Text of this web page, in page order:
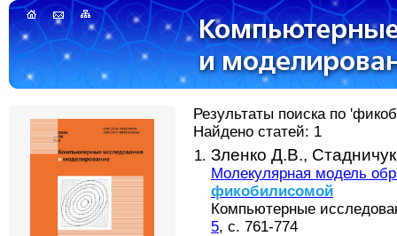
Результаты поиска по
Найдено статей: 1
Зленко Д.В.,
Молекулярная модель
фикобилисомой
Компьютерные
5, с. 761-774